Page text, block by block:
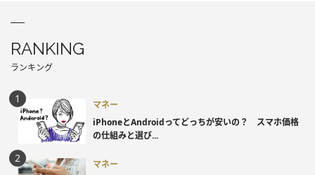
RANKING
ランキング
マネー
iPhoneとAndroidってどっちが安いの？ スマホ価格
の仕組みと選び...
マネー